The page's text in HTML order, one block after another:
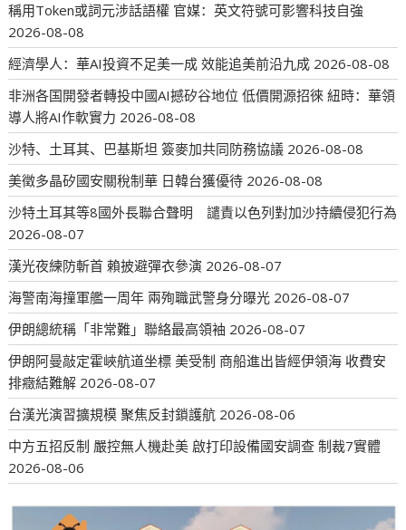
稱用Token或詞元涉話語權 官媒：英文符號可影響科技自強
2026-08-08
經濟學人：華AI投資不足美一成 效能追美前沿九成 2026-08-08
非洲各国開發者轉投中國AI撼矽谷地位 低價開源招徠 紐時：華領
導人將AI作軟實力 2026-08-08
沙特、土耳其、巴基斯坦 簽麥加共同防務協議 2026-08-08
美徵多晶矽國安關稅制華 日韓台獲優待 2026-08-08
沙特土耳其等8國外長聯合聲明 譴責以色列對加沙持續侵犯行為
2026-08-07
漢光夜練防斬首 賴披避彈衣參演 2026-08-07
海警南海撞軍艦一周年 兩殉職武警身分曝光 2026-08-07
伊朗總統稱「非常難」聯絡最高領袖 2026-08-07
伊朗阿曼敲定霍峽航道坐標 美受制 商船進出皆經伊領海 收費安
排癥結難解 2026-08-07
台漢光演習擴規模 聚焦反封鎖護航 2026-08-06
中方五招反制 嚴控無人機赴美 啟打印設備國安調查 制裁7實體
2026-08-06